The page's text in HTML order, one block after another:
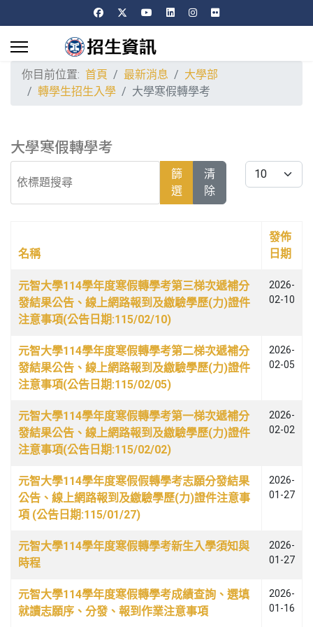
你目前位置: 首頁 最新消息
大學部
轉學生招生入學
大學寒假轉學考
大學寒假轉學考
篩
選
清
除
每頁顯示條數
文章列表
名稱
發佈
日期
元智大學114學年度寒假轉學考第三梯次遞補分
發結果公告、線上網路報到及繳驗學歷(力)證件
注意事項(公告日期:115/02/10)
2026-
02-10
元智大學114學年度寒假轉學考第二梯次遞補分
發結果公告、線上網路報到及繳驗學歷(力)證件
注意事項(公告日期:115/02/05)
2026-
02-05
元智大學114學年度寒假轉學考第一梯次遞補分
發結果公告、線上網路報到及繳驗學歷(力)證件
注意事項(公告日期:115/02/02)
2026-
02-02
元智大學114學年度寒假假轉學考志願分發結果
公告、線上網路報到及繳驗學歷(力)證件注意事
項 (公告日期:115/01/27)
2026-
01-27
元智大學114學年度寒假轉學考新生入學須知與
時程
2026-
01-27
元智大學114學年度寒假轉學考成績查詢、選填
就讀志願序、分發、報到作業注意事項
2026-
01-16